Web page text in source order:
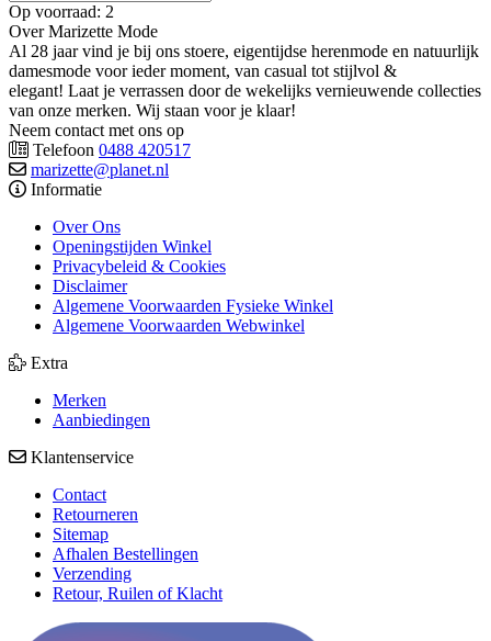
Op voorraad: 2
Over Marizette Mode
Al 28 jaar vind je bij ons stoere, eigentijdse herenmode en natuurlijk
damesmode voor ieder moment, van casual tot stijlvol &
elegant! Laat je verrassen door de wekelijks vernieuwende collecties
van onze merken. Wij staan voor je klaar!
Neem contact met ons op
Telefoon 0488 420517
marizette@planet.nl
Informatie
Over Ons
Openingstijden Winkel
Privacybeleid & Cookies
Disclaimer
Algemene Voorwaarden Fysieke Winkel
Algemene Voorwaarden Webwinkel
Extra
Merken
Aanbiedingen
Klantenservice
Contact
Retourneren
Sitemap
Afhalen Bestellingen
Verzending
Retour, Ruilen of Klacht